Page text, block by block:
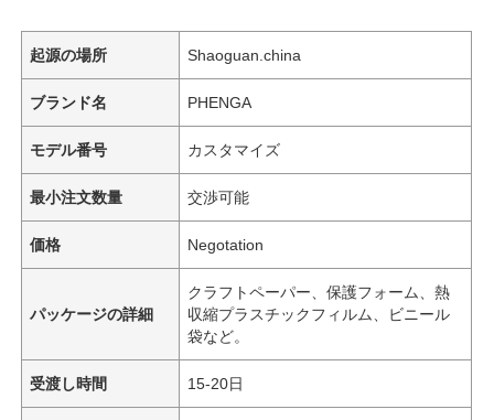
起源の場所 Shaoguan.china
ブランド名 PHENGA
モデル番号 カスタマイズ
最小注文数量 交渉可能
価格 Negotation
パッケージの詳細
クラフトペーパー、保護フォーム、熱
収縮プラスチックフィルム、ビニール
袋など。
受渡し時間 15-20日